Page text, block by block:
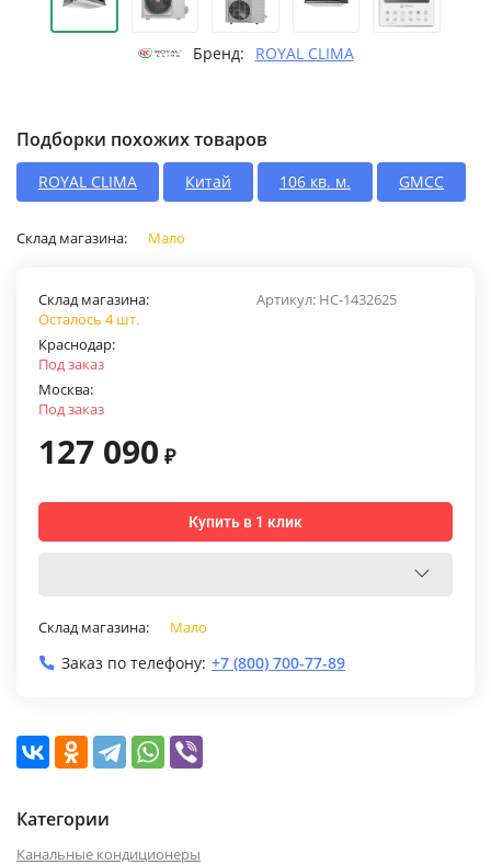
Бренд: ROYAL CLIMA
Подборки похожих товаров
ROYAL CLIMA Китай 106 кв. м. GMCC
Склад магазина: Мало
Артикул: НС-1432625
Склад магазина:
Осталось 4 шт.
Краснодар:
Под заказ
Москва:
Под заказ
127 090 ₽
Купить в 1 клик
Склад магазина: Мало
Заказ по телефону: +7 (800) 700-77-89
Категории
Канальные кондиционеры